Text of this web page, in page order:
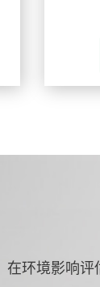
在环境影响评